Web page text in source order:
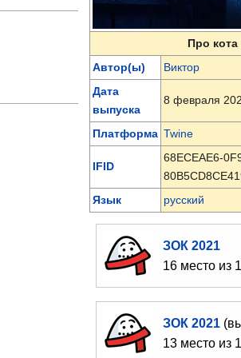
Про кота
Автор(ы)
Виктор
Дата
выпуска
8 февраля
Платформа Twine
IFID
68ECEAE6-
Язык
русский
ЗОК 2021
16 место из
ЗОК 2021
13 место из